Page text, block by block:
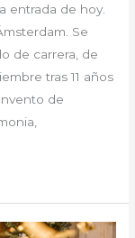
entrada de hoy.
Se
de carrera, de
tras 11 años
de